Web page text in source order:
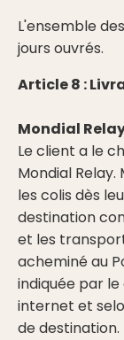
L'ensemble
jours ouvrés.
Article 8 :
Mondial
Le client a le
Mondial Relay.
les colis dès
destination
et les
acheminé au
indiquée par
internet et
de destination.